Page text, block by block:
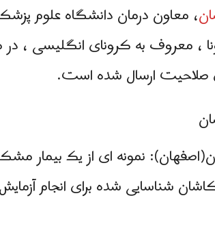
، معاون درمان دانشگاه علوم
، معروف به کرونای انگلیسی ،
صلاحیت ارسال شده است.
نمونه ای از یک بیمار
شناسایی شده برای انجام